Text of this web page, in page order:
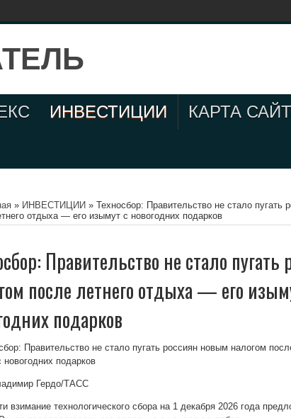
ИНВЕСТИЦИИ
КАРТА
» ИНВЕСТИЦИИ » Техносбор: Правительство не стало пугать
отдыха — его изымут с новогодних подарков
Правительство не стало
после летнего отдыха — его
подарков
Гердо/ТАСС
взимание технологического сбора на 1 декабря 2026 года